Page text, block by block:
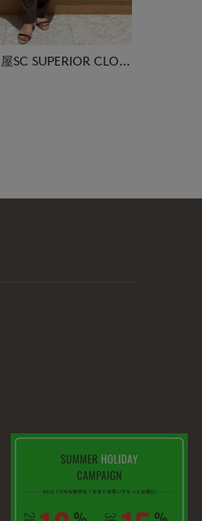
日本橋高島屋SC SUPERIOR CLOSET